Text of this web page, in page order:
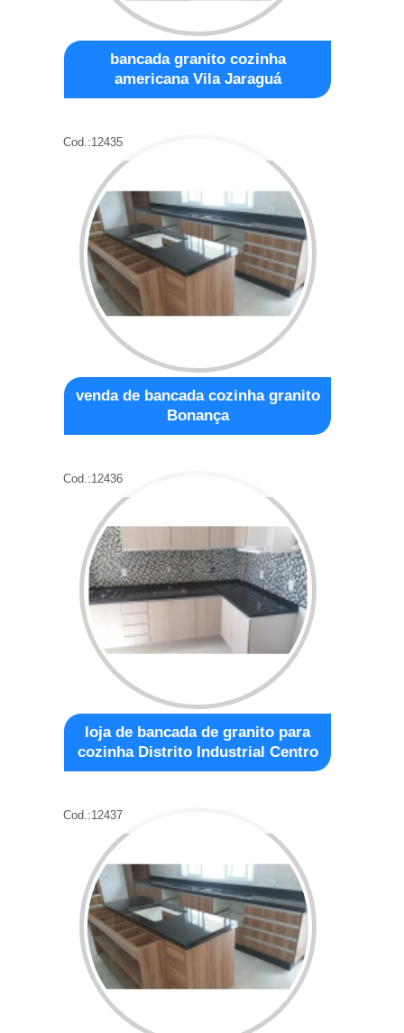
bancada granito cozinha
americana Vila Jaraguá
Cod.:12435
venda de bancada cozinha granito
Bonança
Cod.:12436
loja de bancada de granito para
cozinha Distrito Industrial Centro
Cod.:12437